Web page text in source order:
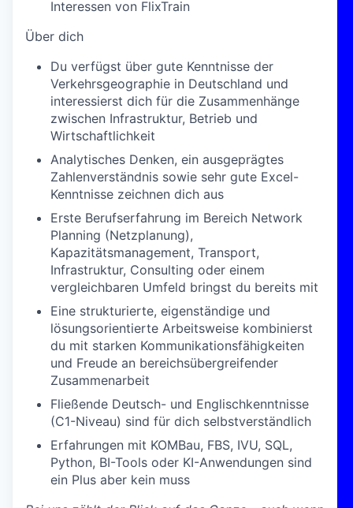
Interessen von FlixTrain
Über dich
Du verfügst über gute Kenntnisse der
Verkehrsgeographie in Deutschland und
interessierst dich für die Zusammenhänge
zwischen Infrastruktur, Betrieb und
Wirtschaftlichkeit
Analytisches Denken, ein ausgeprägtes
Zahlenverständnis sowie sehr gute Excel-
Kenntnisse zeichnen dich aus
Erste Berufserfahrung im Bereich Network
Planning (Netzplanung),
Kapazitätsmanagement, Transport,
Infrastruktur, Consulting oder einem
vergleichbaren Umfeld bringst du bereits mit
Eine strukturierte, eigenständige und
lösungsorientierte Arbeitsweise kombinierst
du mit starken Kommunikationsfähigkeiten
und Freude an bereichsübergreifender
Zusammenarbeit
Fließende Deutsch- und Englischkenntnisse
(C1-Niveau) sind für dich selbstverständlich
Erfahrungen mit KOMBau, FBS, IVU, SQL,
Python, BI-Tools oder KI-Anwendungen sind
ein Plus aber kein muss